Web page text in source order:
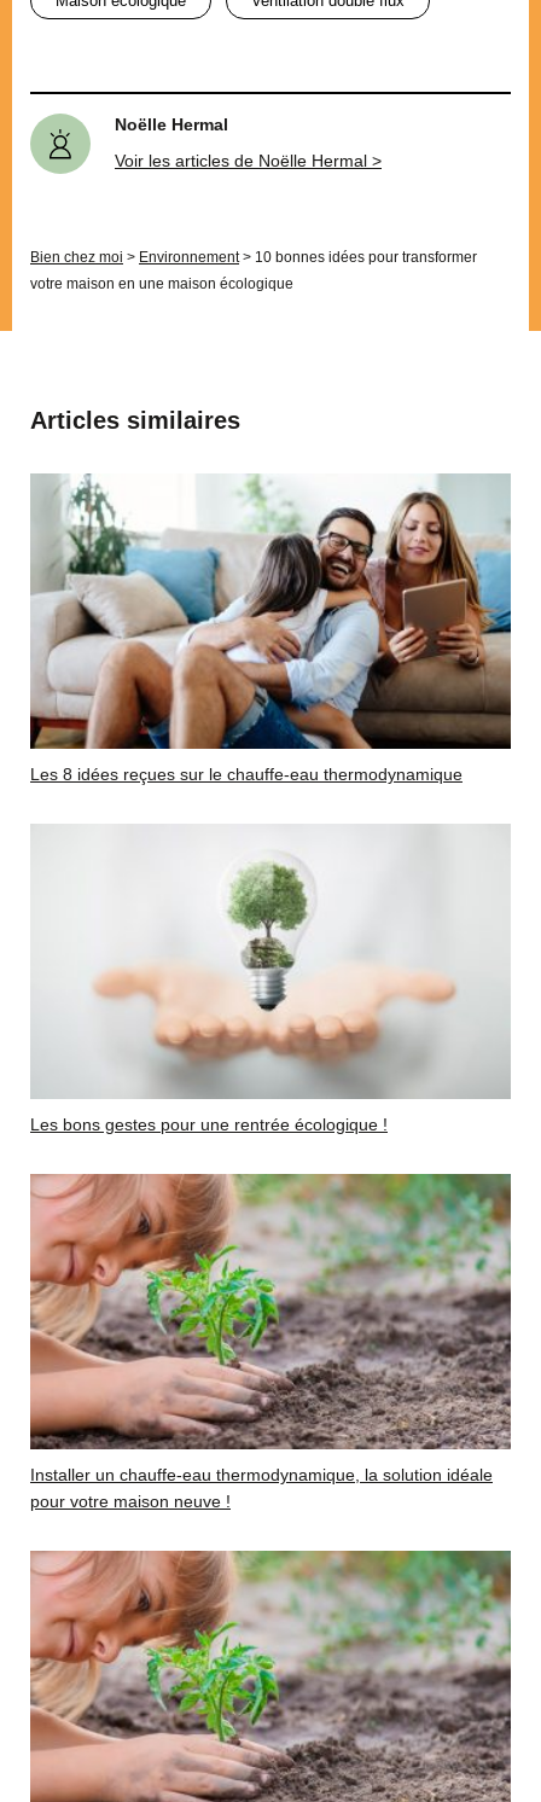
Noëlle Hermal
Voir les articles de Noëlle Hermal >
Bien chez moi > Environnement> 10 bonnes idées pour transformer
votre maison en une maison écologique
Articles similaires
Les 8 idées reçues sur le chauffe-eau thermodynamique
Les bons gestes pour une rentrée écologique !
Installer un chauffe-eau thermodynamique, la solution idéale
pour votre maison neuve !